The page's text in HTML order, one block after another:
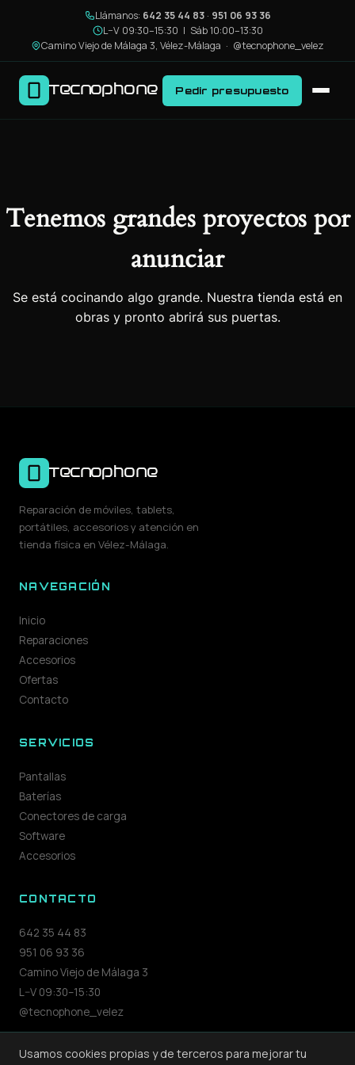
Llámanos: 642 35 44 83· 951 06 93 36
L–V 09:30–15:30 | Sáb 10:00–13:30
Camino Viejo de Málaga 3, Vélez-Málaga · @tecnophone_velez
Tecnophone Pedir presupuesto
Tenemos grandes proyectos por
anunciar
Se está cocinando algo grande. Nuestra tienda está en
obras y pronto abrirá sus puertas.
Tecnophone
Reparación de móviles, tablets,
portátiles, accesorios y atención en
tienda física en Vélez-Málaga.
NAVEGACIÓN
Inicio
Reparaciones
Accesorios
Ofertas
Contacto
SERVICIOS
Pantallas
Baterías
Conectores de carga
Software
Accesorios
CONTACTO
642 35 44 83
951 06 93 36
Camino Viejo de Málaga 3
L–V 09:30–15:30
@tecnophone_velez
Usamos cookies propias y de terceros para mejorar tu